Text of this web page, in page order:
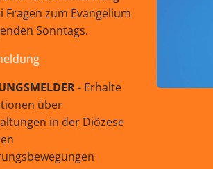
Fragen zum Evangelium
Sonntags.
- Erhalte
über
in der Diözese